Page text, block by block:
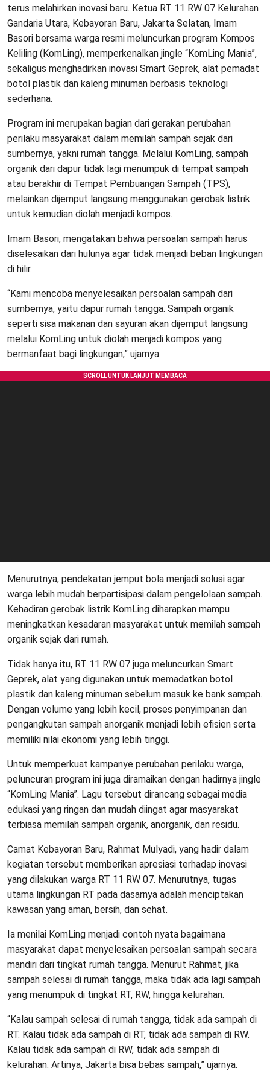
terus melahirkan inovasi baru. Ketua RT 11 RW 07 Kelurahan
Gandaria Utara, Kebayoran Baru, Jakarta Selatan, Imam
Basori bersama warga resmi meluncurkan program Kompos
Keliling (KomLing), memperkenalkan jingle “KomLing Mania”,
sekaligus menghadirkan inovasi Smart Geprek, alat pemadat
botol plastik dan kaleng minuman berbasis teknologi
sederhana.
Program ini merupakan bagian dari gerakan perubahan
perilaku masyarakat dalam memilah sampah sejak dari
sumbernya, yakni rumah tangga. Melalui KomLing, sampah
organik dari dapur tidak lagi menumpuk di tempat sampah
atau berakhir di Tempat Pembuangan Sampah (TPS),
melainkan dijemput langsung menggunakan gerobak listrik
untuk kemudian diolah menjadi kompos.
Imam Basori, mengatakan bahwa persoalan sampah harus
diselesaikan dari hulunya agar tidak menjadi beban lingkungan
di hilir.
“Kami mencoba menyelesaikan persoalan sampah dari
sumbernya, yaitu dapur rumah tangga. Sampah organik
seperti sisa makanan dan sayuran akan dijemput langsung
melalui KomLing untuk diolah menjadi kompos yang
bermanfaat bagi lingkungan,” ujarnya.
Menurutnya, pendekatan jemput bola menjadi solusi agar
warga lebih mudah berpartisipasi dalam pengelolaan sampah.
Kehadiran gerobak listrik KomLing diharapkan mampu
meningkatkan kesadaran masyarakat untuk memilah sampah
organik sejak dari rumah.
Tidak hanya itu, RT 11 RW 07 juga meluncurkan Smart
Geprek, alat yang digunakan untuk memadatkan botol
plastik dan kaleng minuman sebelum masuk ke bank sampah.
Dengan volume yang lebih kecil, proses penyimpanan dan
pengangkutan sampah anorganik menjadi lebih efisien serta
memiliki nilai ekonomi yang lebih tinggi.
Untuk memperkuat kampanye perubahan perilaku warga,
peluncuran program ini juga diramaikan dengan hadirnya jingle
“KomLing Mania”. Lagu tersebut dirancang sebagai media
edukasi yang ringan dan mudah diingat agar masyarakat
terbiasa memilah sampah organik, anorganik, dan residu.
Camat Kebayoran Baru, Rahmat Mulyadi, yang hadir dalam
kegiatan tersebut memberikan apresiasi terhadap inovasi
yang dilakukan warga RT 11 RW 07. Menurutnya, tugas
utama lingkungan RT pada dasarnya adalah menciptakan
kawasan yang aman, bersih, dan sehat.
Ia menilai KomLing menjadi contoh nyata bagaimana
masyarakat dapat menyelesaikan persoalan sampah secara
mandiri dari tingkat rumah tangga. Menurut Rahmat, jika
sampah selesai di rumah tangga, maka tidak ada lagi sampah
yang menumpuk di tingkat RT, RW, hingga kelurahan.
“Kalau sampah selesai di rumah tangga, tidak ada sampah di
RT. Kalau tidak ada sampah di RT, tidak ada sampah di RW.
Kalau tidak ada sampah di RW, tidak ada sampah di
kelurahan. Artinya, Jakarta bisa bebas sampah,” ujarnya.